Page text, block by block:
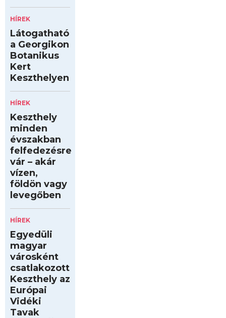
HÍREK
Látogatható
a Georgikon
Botanikus
Kert
Keszthelyen
HÍREK
Keszthely
minden
évszakban
felfedezésre
vár – akár
vízen,
földön vagy
levegőben
HÍREK
Egyedüli
magyar
városként
csatlakozott
Keszthely az
Európai
Vidéki
Tavak